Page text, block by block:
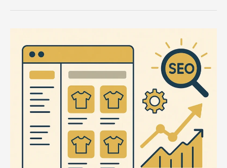
20260202
0YdRL